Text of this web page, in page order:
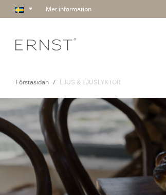
Mer information
Förstasidan LJUS & LJUSLYKTOR